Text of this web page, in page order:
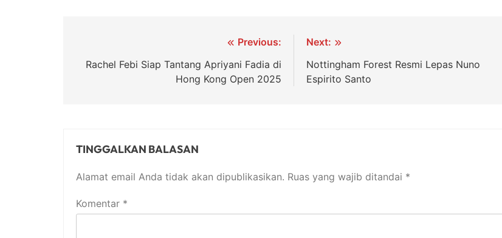
pos
Previous:
Rachel Febi Siap Tantang Apriyani Fadia di
Hong Kong Open 2025
Next:
Nottingham Forest Resmi Lepas Nuno
Espirito Santo
TINGGALKAN BALASAN
Alamat email Anda tidak akan dipublikasikan. Ruas yang wajib ditandai *
Komentar *